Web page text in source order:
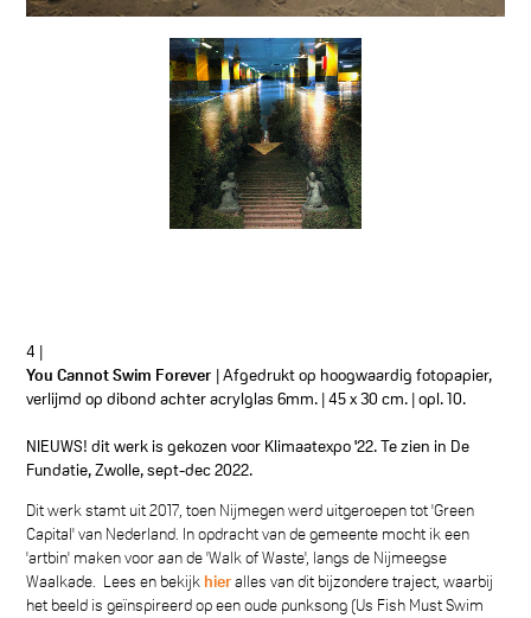
4 |
You Cannot Swim Forever | Afgedrukt op hoogwaardig fotopapier,
verlijmd op dibond achter acrylglas 6mm. | 45 x 30 cm. | opl. 10.
NIEUWS! dit werk is gekozen voor Klimaatexpo '22. Te zien in De
Fundatie, Zwolle, sept-dec 2022.
Dit werk stamt uit 2017, toen Nijmegen werd uitgeroepen tot 'Green
Capital' van Nederland. In opdracht van de gemeente mocht ik een
'artbin' maken voor aan de 'Walk of Waste', langs de Nijmeegse
Waalkade. Lees en bekijk hieralles van dit bijzondere traject, waarbij
het beeld is geïnspireerd op een oude punksong (Us Fish Must Swim